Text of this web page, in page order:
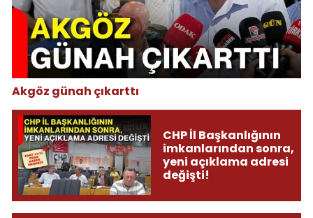
Akgöz günah çıkarttı
CHP İl Başkanlığının
imkanlarından sonra,
yeni açıklama adresi
değişti!